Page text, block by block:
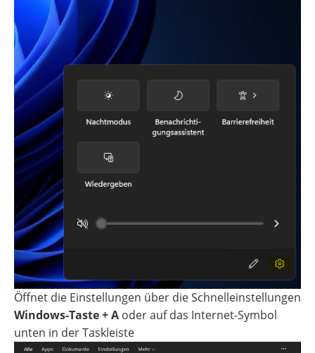
Öffnet die Einstellungen über die Schnelleinstellungen
Windows-Taste + A oder auf das Internet-Symbol
unten in der Taskleiste